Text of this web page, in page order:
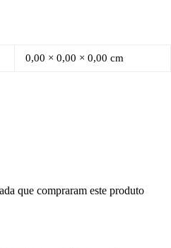
0,00 × 0,00 × 0,00 cm
que compraram este produto